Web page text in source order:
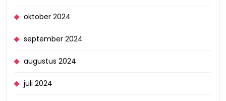
oktober 2024
september 2024
augustus 2024
juli 2024